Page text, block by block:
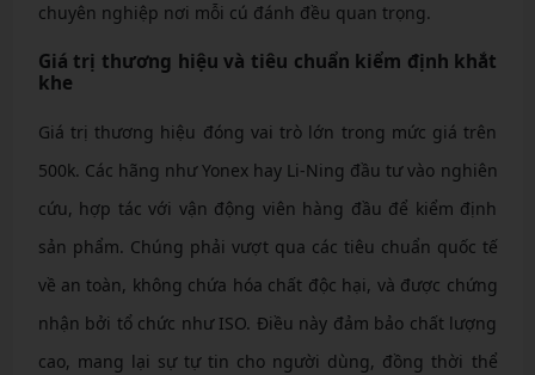
chuyên nghiệp nơi mỗi cú đánh đều quan trọng.
Giá trị thương hiệu và tiêu chuẩn kiểm định khắt
khe
Giá trị thương hiệu đóng vai trò lớn trong mức giá trên
500k. Các hãng như Yonex hay Li-Ning đầu tư vào nghiên
cứu, hợp tác với vận động viên hàng đầu để kiểm định
sản phẩm. Chúng phải vượt qua các tiêu chuẩn quốc tế
về an toàn, không chứa hóa chất độc hại, và được chứng
nhận bởi tổ chức như ISO. Điều này đảm bảo chất lượng
cao, mang lại sự tự tin cho người dùng, đồng thời thể